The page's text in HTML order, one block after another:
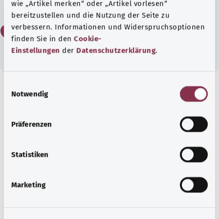
wie „Artikel merken“ oder „Artikel vorlesen“
bereitzustellen und die Nutzung der Seite zu
verbessern. Informationen und Widerspruchsoptionen
finden Sie in den Cookie-
Einstellungen der Datenschutzerklärung.
Notwendig
Präferenzen
Statistiken
Marketing
Нет
Для хорошей осведомленности